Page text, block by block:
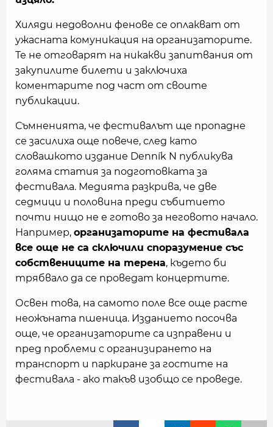
Хиляди недоволни фенове се оплакват от
ужасната комуникация на организаторите.
Те не отговарят на никакви запитвания от
закупилите билети и заключиха
коментарите под част от своите
публикации.
Съмненията, че фестивалът ще пропадне
се засилиха още повече, след като
словашкото издание Denník N публикува
голяма статия за подготовката за
фестивала. Медията разкрива, че две
седмици и половина преди събитието
почти нищо не е готово за неговото начало.
Например, организаторите на фестивала
все още не са сключили споразумение със
собствениците на терена, където би
трябвало да се проведат концертите.
Освен това, на самото поле все още расте
неожъната пшеница. Изданието посочва
още, че организаторите са изправени и
пред проблеми с организирането на
транспорт и паркиране за гостите на
фестивала - ако такъв изобщо се проведе.